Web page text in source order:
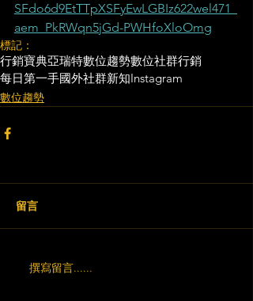
SFdo6d9EtTTpXSFyEwLGBIz622wel471_
aem_PkRWqn5jGd-PWHfoXloOmg
標記：
行銷寶典亞瑞特數位趨勢數位社群行銷
每日第一手國外社群新知Instagram
數位趨勢
留言
撰寫留言......